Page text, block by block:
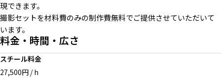
現できます。
撮影セットを材料費のみの制作費無料でご提供させていただいて
います。
料金・時間・広さ
スチール料金
27,500円 / h